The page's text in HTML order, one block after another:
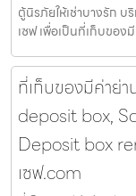
ตู้นิรภัยให้เช่าบางรัก บ
เซฟ เพื่อเป็นที่เก็บของ
ที่เก็บของมีค่าย่
deposit box,
Deposit box
เซฟ.com